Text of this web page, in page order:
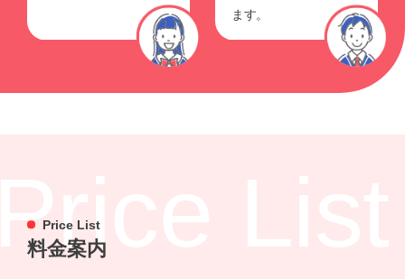
ます。
List
Price List
料金案内